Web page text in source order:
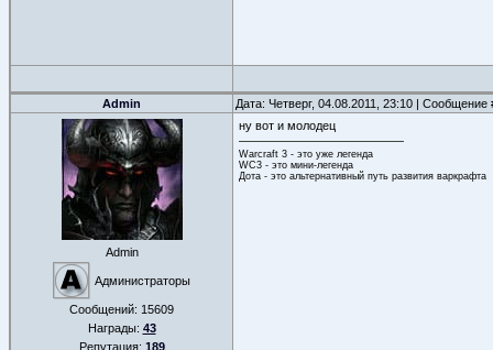
Admin Дата: Четверг, 04.08.2011, 23:10 | Сообщение
Admin
Администраторы
Сообщений: 15609
Награды: 43
Репутация: 189
ну вот и молодец
Warcraft 3 - это уже легенда
WC3 - это мини-легенда
Дота - это альтернативный путь развития варкрафта